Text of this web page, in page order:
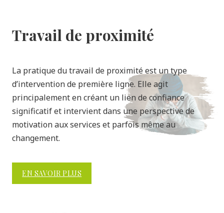
Travail de proximité
La pratique du travail de proximité est un type
d’intervention de première ligne. Elle agit
principalement en créant un lien de confiance
significatif et intervient dans une perspective de
motivation aux services et parfois même au
changement.
EN SAVOIR PLUS